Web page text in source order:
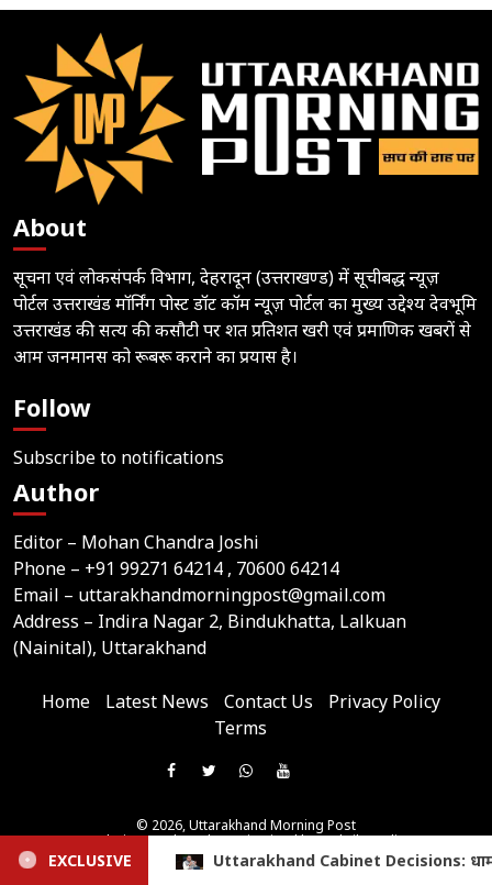
About
सूचना एवं लोकसंपर्क विभाग, देहरादून (उत्तराखण्ड) में सूचीबद्ध न्यूज़
पोर्टल उत्तराखंड मॉर्निंग पोस्ट डॉट कॉम न्यूज़ पोर्टल का मुख्य उद्देश्य देवभूमि
उत्तराखंड की सत्य की कसौटी पर शत प्रतिशत खरी एवं प्रमाणिक खबरों से
आम जनमानस को रूबरू कराने का प्रयास है।
Follow
Subscribe to notifications
Author
Editor – Mohan Chandra Joshi
Phone – +91 99271 64214 , 70600 64214
Email – uttarakhandmorningpost@gmail.com
Address – Indira Nagar 2, Bindukhatta, Lalkuan
(Nainital), Uttarakhand
Home Latest News Contact Us
Privacy Policy
Terms
Like
On
Facebook
Follow
On
Twitter
Join
WhatsApp
Group
Subscribe
YouTube
Channel
on
Telegram
© 2026,Uttarakhand Morning Post
Website Developed & Maintained by Webtik Media
All content and news on this website are published solely by the website owner. Webtik Media
assumes no responsibility for its content.
EXCLUSIVE
धामी कैबिनेट के 15 बड़े फैसले, मजदूरी संहिता-2026 मंजूर; छंटनी